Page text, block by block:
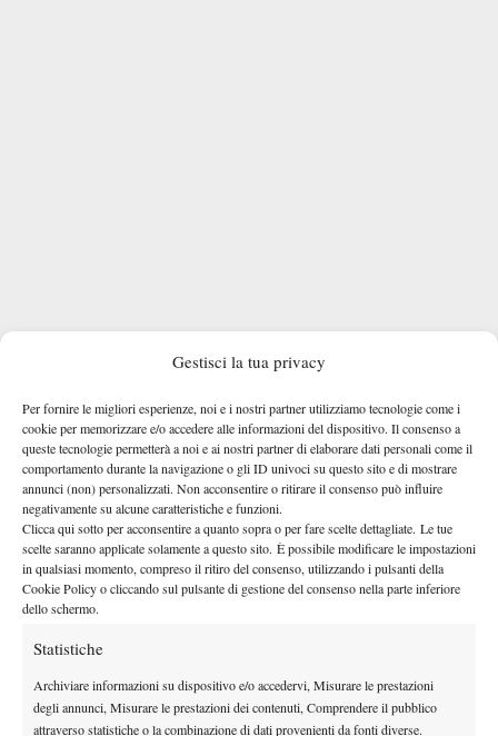
Gestisci la tua privacy
Per fornire le migliori esperienze, noi e i nostri partner utilizziamo tecnologie come i
cookie per memorizzare e/o accedere alle informazioni del dispositivo. Il consenso a
queste tecnologie permetterà a noi e ai nostri partner di elaborare dati personali come il
comportamento durante la navigazione o gli ID univoci su questo sito e di mostrare
annunci (non) personalizzati. Non acconsentire o ritirare il consenso può influire
negativamente su alcune caratteristiche e funzioni.
Clicca qui sotto per acconsentire a quanto sopra o per fare scelte dettagliate. Le tue
scelte saranno applicate solamente a questo sito. È possibile modificare le impostazioni
in qualsiasi momento, compreso il ritiro del consenso, utilizzando i pulsanti della
Cookie Policy o cliccando sul pulsante di gestione del consenso nella parte inferiore
dello schermo.
Statistiche
Archiviare informazioni su dispositivo e/o accedervi, Misurare le prestazioni
degli annunci, Misurare le prestazioni dei contenuti, Comprendere il pubblico
attraverso statistiche o la combinazione di dati provenienti da fonti diverse.
QUANDO E A CHE ORA BERRETTINI-KYPSON
Il match tra Berrettini e Kypson andrà in scena sul Campo
Centralemartedì 28 aprile, secondo match dalle ore 12.00. La
diretta televisiva è affidata SuperTennis (212 sky e 64 del digitale
terrestre) e in diretta streaming su Challenger tv (sito gratis
dell’Atp).
DI TENDENZA
News